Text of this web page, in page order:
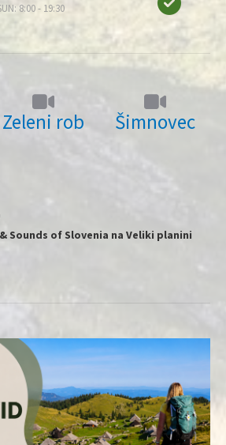
8:00 - 19:30
Zeleni rob Šimnovec
Sounds of Slovenia na Veliki planini